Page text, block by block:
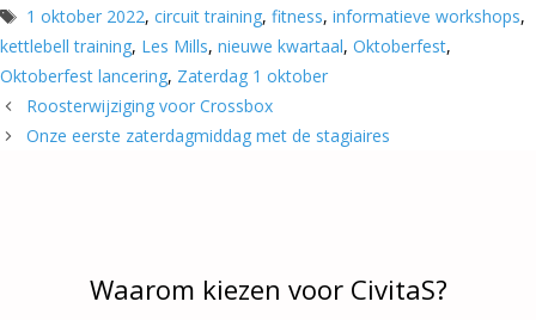
Tags
1 oktober 2022,circuit training,fitness,informatieve workshops,
kettlebell training, Les Mills, nieuwe kwartaal, Oktoberfest,
Oktoberfest lancering, Zaterdag 1 oktober
Roosterwijziging voor Crossbox
Onze eerste zaterdagmiddag met de stagiaires
Waarom kiezen voor CivitaS?